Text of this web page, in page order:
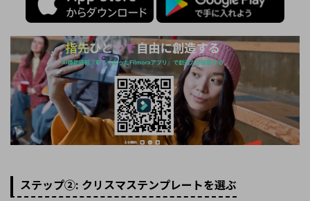
ステップ②: クリスマステンプレートを選ぶ